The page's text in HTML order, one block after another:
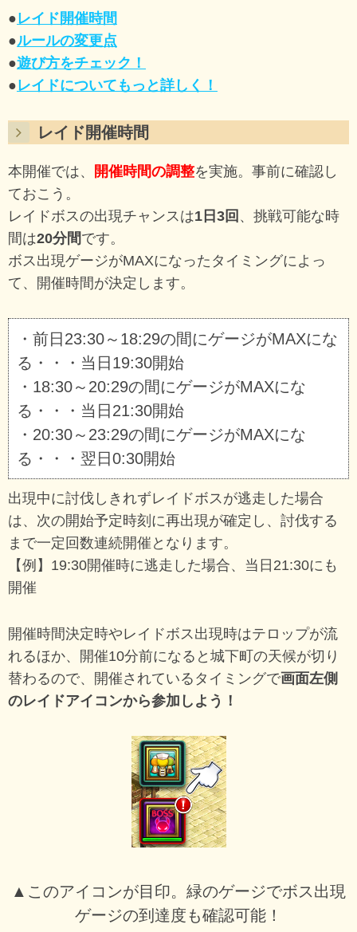
●レイド開催時間
●ルールの変更点
●遊び方をチェック！
●レイドについてもっと詳しく！
レイド開催時間
本開催では、 開催時間の調整を実施。事前に確認し
ておこう。
レイドボスの出現チャンスは1日3回 、挑戦可能な時
間は20分間です。
ボス出現ゲージがMAXになったタイミングによっ
て、開催時間が決定します。
・前日23:30～18:29の間にゲージがMAXにな
る・・・当日19:30開始
・18:30～20:29の間にゲージがMAXにな
る・・・当日21:30開始
・20:30～23:29の間にゲージがMAXにな
る・・・翌日0:30開始
出現中に討伐しきれずレイドボスが逃走した場合
は、次の開始予定時刻に再出現が確定し、討伐する
まで一定回数連続開催となります。
【例】19:30開催時に逃走した場合、当日21:30にも
開催
開催時間決定時やレイドボス出現時はテロップが流
れるほか、開催10分前になると城下町の天候が切り
替わるので、開催されているタイミングで画面左側
のレイドアイコンから参加しよう！
▲このアイコンが目印。緑のゲージでボス出現
ゲージの到達度も確認可能！